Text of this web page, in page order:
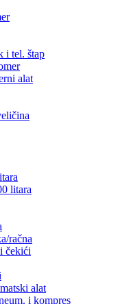
i tel. štap
alat
litara
račna
čekići
alat
i kompres